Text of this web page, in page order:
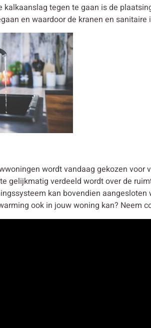
kalkaanslag tegen te gaan is de
en waardoor de kranen en
wordt vandaag gekozen
gelijkmatig verdeeld wordt over de
kan bovendien
ook in jouw woning kan? Neem